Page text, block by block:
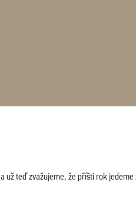
už teď zvažujeme, že příští rok